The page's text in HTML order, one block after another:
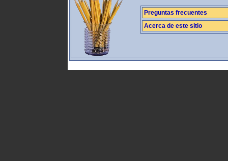
Preguntas frecuentes
Acerca de este sitio